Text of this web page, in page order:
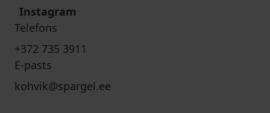
Instagram
Telefons
+372 735 3911
E-pasts
kohvik@spargel.ee